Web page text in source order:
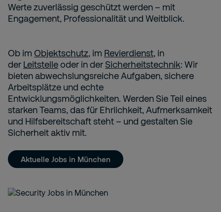
Werte zuverlässig geschützt werden – mit
Engagement, Professionalität und Weitblick.
Ob im Objektschutz, im Revierdienst, in
der Leitstelleoder in derSicherheitstechnik: Wir
bieten abwechslungsreiche Aufgaben, sichere
Arbeitsplätze und echte
Entwicklungsmöglichkeiten. Werden Sie Teil eines
starken Teams, das für Ehrlichkeit, Aufmerksamkeit
und Hilfsbereitschaft steht – und gestalten Sie
Sicherheit aktiv mit.
Aktuelle Jobs in München